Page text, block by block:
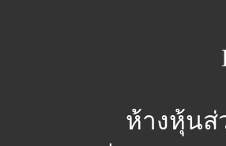
ห้างหุ้นส่